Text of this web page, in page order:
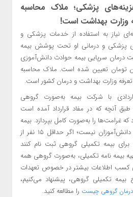
پزشکی؛ ملاک محاسبه
وزارت بهداشت است!
نیاز به استفاده از خدمات پزشکی و
پزشکی و درمانی او تحت پوشش بیمه
درمان سرپایی بیمه حوادث دانش‌آموزی
حدوداً ۶ میلیون تومان تعیین شده است. ملاک محاسبه
وزارت بهداشت و درمان کشور است.
با شرکت بیمه به‌صورت گروهی
آنچه که در مفاد قرارداد آمده است
غرامت‌ها را به‌صورت کامل بپردازد. بیمه
تکمیلی گروهی فقط مختص دانش‌آموزان نیست؛ اگر حداقل ۱۵ نفر از
بیمه تکمیلی گروهی ثبت نام کنند
بیمه نامه تکمیلی، به‌صورت گروهی همه
کسب اطلاعات بیشتر در خصوص تعهدات
تکمیلی گروهی، پیشنهاد می‌کنیم،
درمان گروهی چیست را مطالعه کنید.